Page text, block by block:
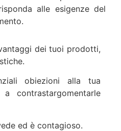
alle esigenze del
dei tuoi prodotti,
obiezioni alla tua
contrastargomentarle
ed è contagioso.